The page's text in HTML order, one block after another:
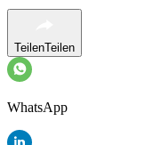
TeilenTeilen
WhatsApp